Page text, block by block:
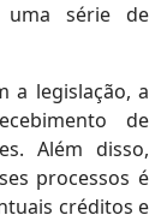
uma série de
a legislação, a
de
Além disso,
processos é
créditos e